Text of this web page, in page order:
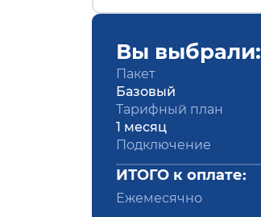
Вы выбрали:
Пакет
Базовый
Тарифный план
1 месяц
Подключение
ИТОГО к оплате:
Ежемесячно